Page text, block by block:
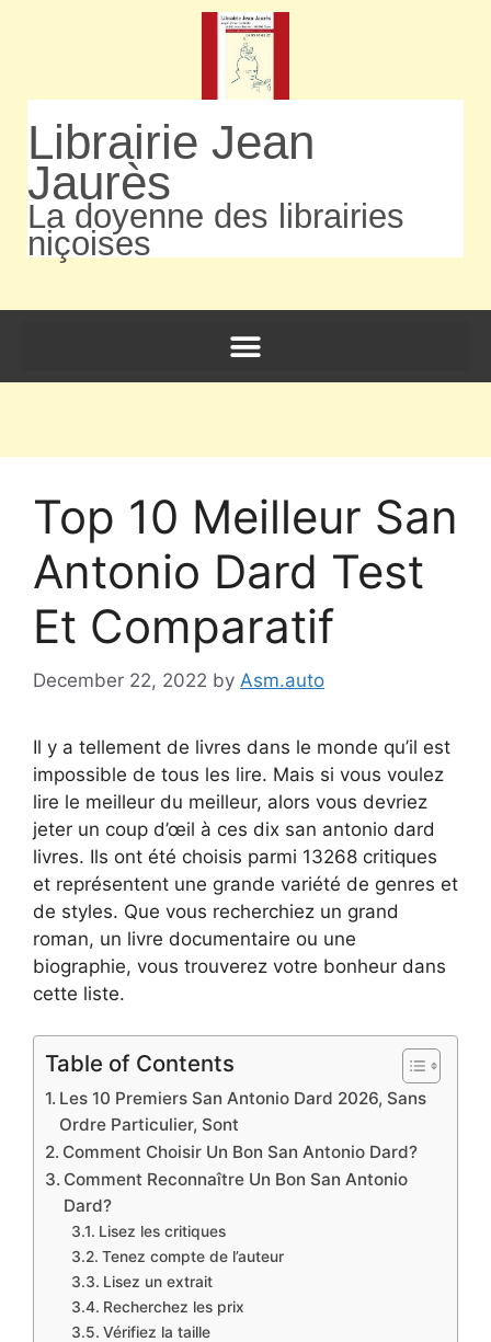
Librairie Jean
Jaurès
La doyenne des librairies
niçoises
Top 10 Meilleur San
Antonio Dard Test
Et Comparatif
December 22, 2022 by Asm.auto
Il y a tellement de livres dans le monde qu’il est
impossible de tous les lire. Mais si vous voulez
lire le meilleur du meilleur, alors vous devriez
jeter un coup d’œil à ces dix san antonio dard
livres. Ils ont été choisis parmi 13268 critiques
et représentent une grande variété de genres et
de styles. Que vous recherchiez un grand
roman, un livre documentaire ou une
biographie, vous trouverez votre bonheur dans
cette liste.
Table of Contents
Les 10 Premiers San Antonio Dard 2026, Sans
Ordre Particulier, Sont
Comment Choisir Un Bon San Antonio Dard?
Comment Reconnaître Un Bon San Antonio
Dard?
Lisez les critiques
Tenez compte de l’auteur
Lisez un extrait
Recherchez les prix
Vérifiez la taille